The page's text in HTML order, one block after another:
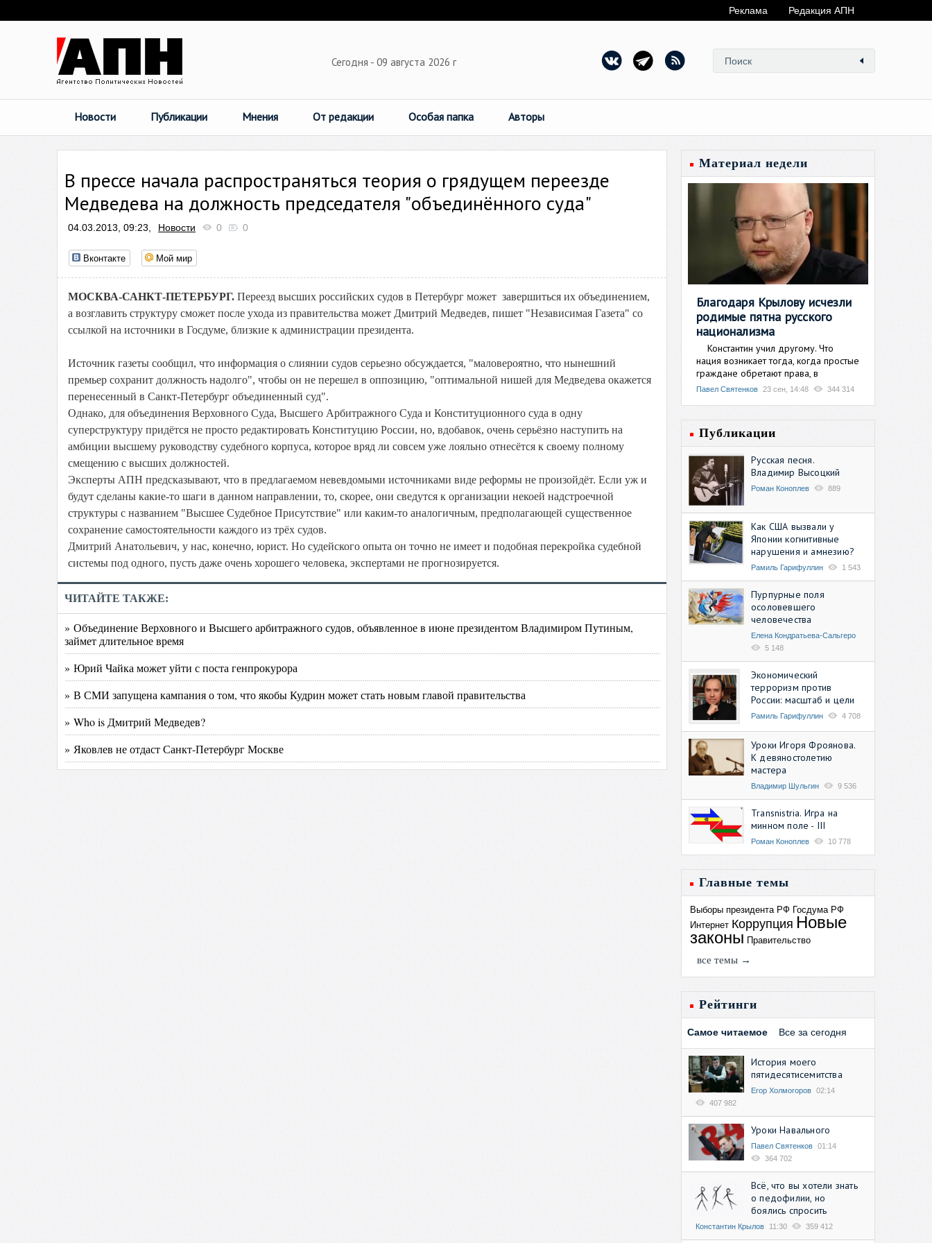
Реклама Редакция АПН
Сегодня - 09 августа 2026 г
Новости Публикации Мнения От редакции Особая папка Авторы
В прессе начала распространяться теория о грядущем переезде
Медведева на должность председателя "объединённого суда"
04.03.2013, 09:23, Новости 0 0
Вконтакте Мой мир
МОСКВА-САНКТ-ПЕТЕРБУРГ. Переезд высших российских судов в Петербург может завершиться их объединением,
а возглавить структуру сможет после ухода из правительства может Дмитрий Медведев, пишет "Независимая Газета" со
ссылкой на источники в Госдуме, близкие к администрации президента.
Источник газеты сообщил, что информация о слиянии судов серьезно обсуждается, "маловероятно, что нынешний
премьер сохранит должность надолго", чтобы он не перешел в оппозицию, "оптимальной нишей для Медведева окажется
перенесенный в Санкт-Петербург объединенный суд".
Однако, для объединения Верховного Суда, Высшего Арбитражного Суда и Конституционного суда в одну
суперструктуру придётся не просто редактировать Конституцию России, но, вдобавок, очень серьёзно наступить на
амбиции высшему руководству судебного корпуса, которое вряд ли совсем уже лояльно отнесётся к своему полному
смещению с высших должностей.
Эксперты АПН предсказывают, что в предлагаемом невевдомыми источниками виде реформы не произойдёт. Если уж и
будут сделаны какие-то шаги в данном направлении, то, скорее, они сведутся к организации некоей надстроечной
структуры с названием "Высшее Судебное Присутствие" или каким-то аналогичным, предполагающей существенное
сохранение самостоятельности каждого из трёх судов.
Дмитрий Анатольевич, у нас, конечно, юрист. Но судейского опыта он точно не имеет и подобная перекройка судебной
системы под одного, пусть даже очень хорошего человека, экспертами не прогнозируется.
ЧИТАЙТЕ ТАКЖЕ:
» Объединение Верховного и Высшего арбитражного судов, объявленное в июне президентом Владимиром Путиным,
займет длительное время
» Юрий Чайка может уйти с поста генпрокурора
» В СМИ запущена кампания о том, что якобы Кудрин может стать новым главой правительства
» Who is Дмитрий Медведев?
» Яковлев не отдаст Санкт-Петербург Москве
Материал недели
Благодаря Крылову исчезли
родимые пятна русского
национализма
Константин учил другому. Что
нация возникает тогда, когда простые
граждане обретают права, в
Павел Святенков 23 сен, 14:48 344 314
Публикации
Русская песня.
Владимир Высоцкий
Роман Коноплев 889
Как США вызвали у
Японии когнитивные
нарушения и амнезию?
Рамиль Гарифуллин 1 543
Пурпурные поля
осоловевшего
человечества
Елена Кондратьева-Сальгеро
5 148
Экономический
терроризм против
России: масштаб и цели
Рамиль Гарифуллин 4 708
Уроки Игоря Фроянова.
К девяностолетию
мастера
Владимир Шульгин 9 536
Transnistria. Игра на
минном поле - III
Роман Коноплев 10 778
Главные темы
Выборы президента РФ Госдума РФ
Интернет Коррупция Новые
законы Правительство
все темы →
Рейтинги
Самое читаемое Все за сегодня
История моего
пятидесятисемитства
Егор Холмогоров 02:14
407 982
Уроки Навального
Павел Святенков 01:14
364 702
Всё, что вы хотели знать
о педофилии, но
боялись спросить
Константин Крылов 11:30 359 412